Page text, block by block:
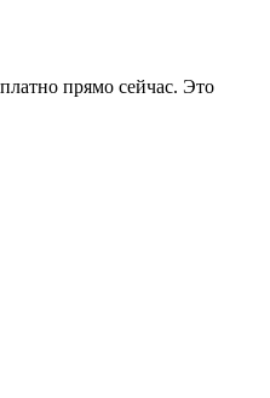
прямо сейчас. Это